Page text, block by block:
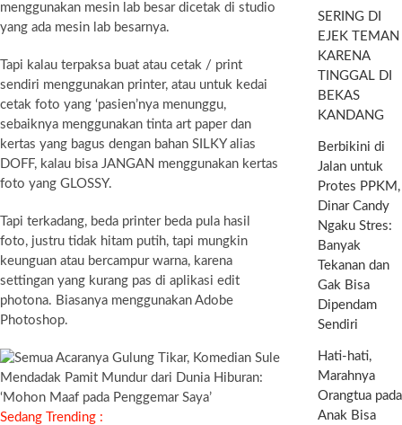
menggunakan mesin lab besar dicetak di studio
yang ada mesin lab besarnya.
Tapi kalau terpaksa buat atau cetak / print
sendiri menggunakan printer, atau untuk kedai
cetak foto yang ‘pasien’nya menunggu,
sebaiknya menggunakan tinta art paper dan
kertas yang bagus dengan bahan SILKY alias
DOFF, kalau bisa JANGAN menggunakan kertas
foto yang GLOSSY.
Tapi terkadang, beda printer beda pula hasil
foto, justru tidak hitam putih, tapi mungkin
keunguan atau bercampur warna, karena
settingan yang kurang pas di aplikasi edit
photona. Biasanya menggunakan Adobe
Photoshop.
Sedang Trending :
SERING DI
EJEK TEMAN
KARENA
TINGGAL DI
BEKAS
KANDANG
Berbikini di
Jalan untuk
Protes PPKM,
Dinar Candy
Ngaku Stres:
Banyak
Tekanan dan
Gak Bisa
Dipendam
Sendiri
Hati-hati,
Marahnya
Orangtua pada
Anak Bisa